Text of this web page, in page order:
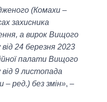
(Комахи –
захисника
а вирок Вищого
24 березня 2023
палати Вищого
від 9 листопада
– ред.) без змін», –